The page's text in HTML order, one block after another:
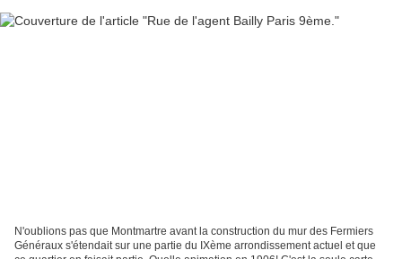
N'oublions pas que Montmartre avant la construction du mur des Fermiers
Généraux s'étendait sur une partie du IXème arrondissement actuel et que